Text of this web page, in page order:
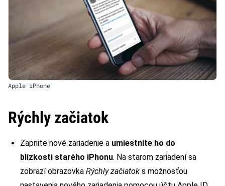
Apple iPhone
Rýchly začiatok
Zapnite nové zariadenie a umiestnite ho do
blízkosti starého iPhonu. Na starom zariadení sa
zobrazí obrazovka Rýchly začiatok s možnosťou